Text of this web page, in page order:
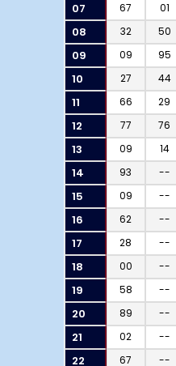
07 67 01
08 32 50
09 09 95
10 27 44
11 66 29
12 77 76
13 09 14
14 93 --
15 09 --
16 62 --
17 28 --
18 00 --
19 58 --
20 89 --
21 02 --
22 67 --